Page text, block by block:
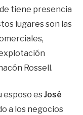
tiene presencia
lugares son las
Rossell.
esposo esJosé
a los negocios